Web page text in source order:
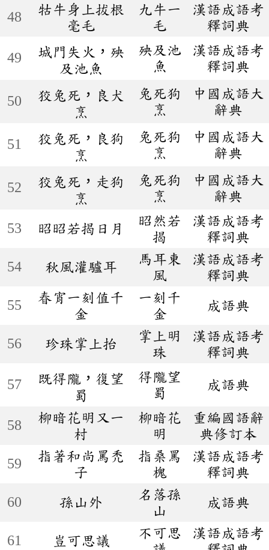
48
牯牛身上拔根
毫毛
九牛一
毛
漢語成語考
釋詞典
49
城門失火，殃
及池魚
殃及池
魚
漢語成語考
釋詞典
50
狡兔死，良犬
烹
兔死狗
烹
中國成語大
辭典
51
狡兔死，良狗
烹
兔死狗
烹
中國成語大
辭典
52
狡兔死，走狗
烹
兔死狗
烹
中國成語大
辭典
53 昭昭若揭日月
昭然若
揭
漢語成語考
釋詞典
54
秋風灌驢耳
馬耳東
風
漢語成語考
釋詞典
55
春宵一刻值千
金
一刻千
金
成語典
56 珍珠掌上抬
掌上明
珠
漢語成語考
釋詞典
57
既得隴，復望
蜀
得隴望
蜀
成語典
58
柳暗花明又一
村
柳暗花
明
重編國語辭
典修訂本
59
指著和尚罵禿
子
指桑罵
槐
漢語成語考
釋詞典
60
孫山外
名落孫
山
成語典
61 豈可思議
不可思
漢語成語考